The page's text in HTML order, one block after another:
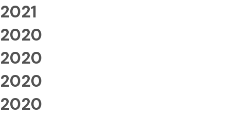
2021
2020
2020
2020
2020